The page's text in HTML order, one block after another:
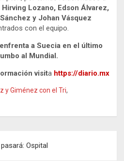
Hirving Lozano, Edson Álvarez,
y Johan Vásquez
con el equipo.
a Suecia en el último
al Mundial.
visita https://diario.mx
y Giménez con el Tri,
Ospital